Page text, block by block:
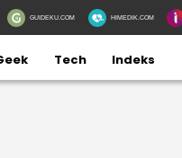
GUIDEKU.COM HIMEDIK.COM
Tech Indeks